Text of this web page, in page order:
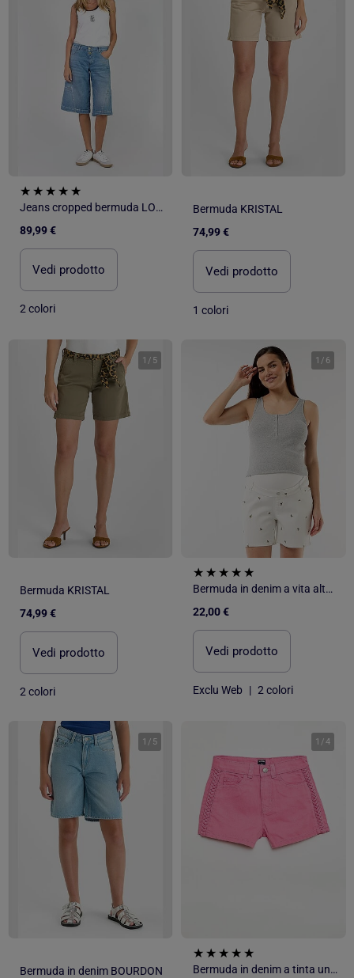
Jeans cropped bermuda LOLO TWI
89,99 €
Vedi prodotto
2 colori
Bermuda KRISTAL
74,99 €
Vedi prodotto
1 colori
1 / 5
Bermuda KRISTAL
74,99 €
Vedi prodotto
2 colori
1 / 6
Bermuda in denim a vita alta premaman con ricami
22,00 €
Vedi prodotto
Exclu Web | 2 colori
1 / 5
Bermuda in denim BOURDON
1 /4
Bermuda in denim a tinta unita con 5 tasche